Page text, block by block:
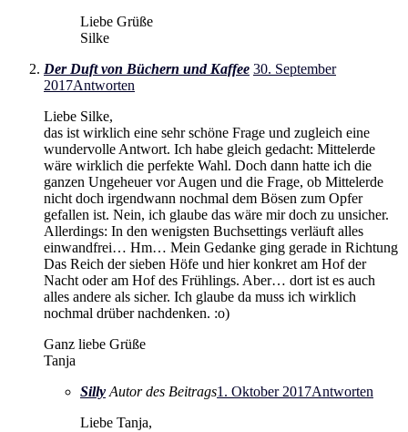
Liebe Grüße
Silke
Der Duft von Büchern und Kaffee 30. September
2017Antworten
Liebe Silke,
das ist wirklich eine sehr schöne Frage und zugleich eine
wundervolle Antwort. Ich habe gleich gedacht: Mittelerde
wäre wirklich die perfekte Wahl. Doch dann hatte ich die
ganzen Ungeheuer vor Augen und die Frage, ob Mittelerde
nicht doch irgendwann nochmal dem Bösen zum Opfer
gefallen ist. Nein, ich glaube das wäre mir doch zu unsicher.
Allerdings: In den wenigsten Buchsettings verläuft alles
einwandfrei… Hm… Mein Gedanke ging gerade in Richtung
Das Reich der sieben Höfe und hier konkret am Hof der
Nacht oder am Hof des Frühlings. Aber… dort ist es auch
alles andere als sicher. Ich glaube da muss ich wirklich
nochmal drüber nachdenken. :o)
Ganz liebe Grüße
Tanja
Silly Autor des Beitrags1. Oktober 2017Antworten
Liebe Tanja,